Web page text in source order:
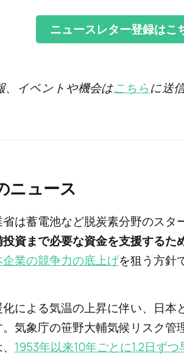
ニュースレター登録はこ
、イベントや機会はこちらに送
ニュース
は蓄電池など脱炭素分野のスタ
資まで必要な資金を支援するた
業の競争力の底上げを狙う方針
による気温の上昇に伴い、日本
気象庁の笹野大輔気候リスク管
1953年以来10年ごとに1.2日ず